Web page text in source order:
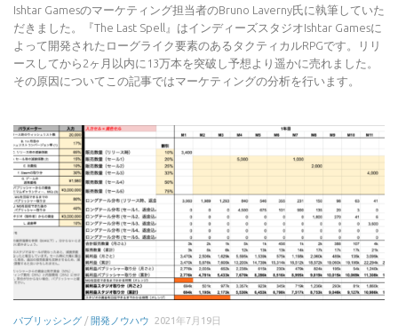
Ishtar Gamesのマーケティング担当者のBruno Laverny氏に執筆していた
だきました。『The Last Spell』はインディーズスタジオIshtar Gamesに
よって開発されたローグライク要素のあるタクティカルRPGです。リリ
ースしてから2ヶ月以内に13万本を突破し予想より遥かに売れました。
その原因についてこの記事ではマーケティングの分析を行います。
パブリッシング /開発ノウハウ 2021年7月19日